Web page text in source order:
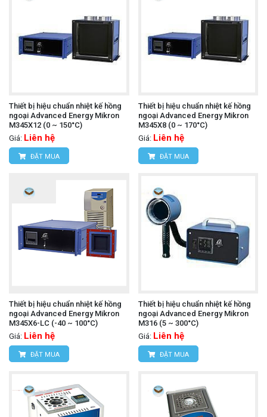
Thiết bị hiệu chuẩn nhiệt kế hồng
ngoại Advanced Energy Mikron
M345X12 (0 ~ 150°C)
Giá: Liên hệ
ĐẶT MUA
Thiết bị hiệu chuẩn nhiệt kế hồng
ngoại Advanced Energy Mikron
M345X8 (0 ~ 170°C)
Giá: Liên hệ
ĐẶT MUA
Thiết bị hiệu chuẩn nhiệt kế hồng
ngoại Advanced Energy Mikron
M345X6-LC (-40 ~ 100°C)
Giá: Liên hệ
ĐẶT MUA
Thiết bị hiệu chuẩn nhiệt kế hồng
ngoại Advanced Energy Mikron
M316 (5 ~ 300°C)
Giá: Liên hệ
ĐẶT MUA